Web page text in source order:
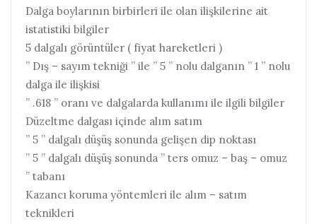
Dalga boylarının birbirleri ile olan ilişkilerine ait
istatistiki bilgiler
5 dalgalı görüntüler ( fiyat hareketleri )
” Dış – sayım tekniği ” ile ” 5 ” nolu dalganın ” 1 ” nolu
dalga ile ilişkisi
” .618 ” oranı ve dalgalarda kullanımı ile ilgili bilgiler
Düzeltme dalgası içinde alım satım
” 5 ” dalgalı düşüş sonunda gelişen dip noktası
” 5 ” dalgalı düşüş sonunda ” ters omuz – baş – omuz
” tabanı
Kazancı koruma yöntemleri ile alım – satım
teknikleri